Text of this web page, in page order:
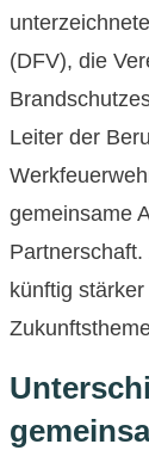
(DFV), die
Leiter der
gemeinsame
künftig